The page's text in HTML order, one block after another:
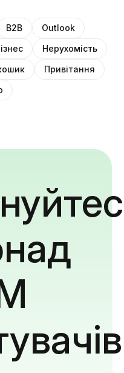
B2B
Outlook
Нерухомість
Привітання